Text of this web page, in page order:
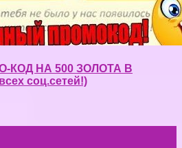
КОД НА 500 ЗОЛОТА В
соц.сетей!)